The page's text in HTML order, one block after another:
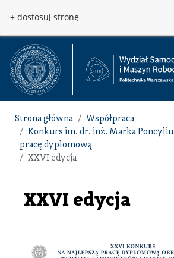
+ dostosuj stronę
Strona główna
Współpraca
Konkurs im. dr. inż. Marka
pracę dyplomową
XXVI edycja
XXVI edycja
Grafika